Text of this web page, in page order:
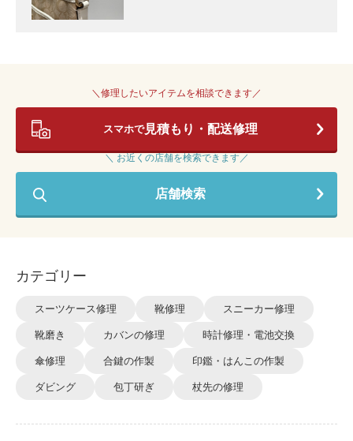
＼修理したいアイテムを相談できます／
スマホで見積もり・配送修理
＼ お近くの店舗を検索できます／
店舗検索
カテゴリー
スーツケース修理 靴修理 スニーカー修理
靴磨き カバンの修理 時計修理・電池交換
傘修理 合鍵の作製 印鑑・はんこの作製
ダビング 包丁研ぎ 杖先の修理